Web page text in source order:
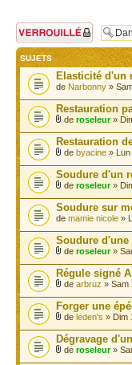
Forum verrouillé
SUJETS
Elasticité d'un
de Narbonny »
Restauration
de roseleur»
Restauration
de byacine » Lun
Soudure d'un
de roseleur»
Soudure sur
de mamie nicole »
Soudure d'une
de roseleur»
Régule signé
de arbruz » Sam
Forger une
de leden's » Dim
Dégravage
de roseleur»